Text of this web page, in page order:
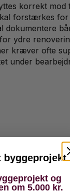
korrekt
forstærkes
ydre
kræver ofte
under
byggeprojekt
og
om 5.000 kr.